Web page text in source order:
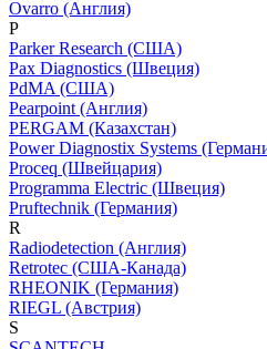
Ovarro (Англия)
P
Parker Research (США)
Pax Diagnostics (Швеция)
PdMA (США)
Pearpoint (Англия)
PERGAM (Казахстан)
Power Diagnostix Systems
Proceq (Швейцария)
Programma Electric (Швеция)
Pruftechnik (Германия)
R
Radiodetection (Англия)
Retrotec (США-Канада)
RHEONIK (Германия)
RIEGL (Австрия)
S